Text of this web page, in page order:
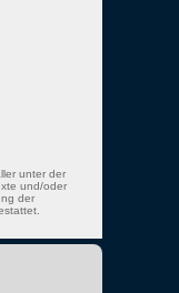
unter der
und/oder
der